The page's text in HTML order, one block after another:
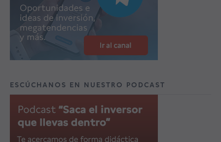
ESCÚCHANOS EN NUESTRO PODCAST